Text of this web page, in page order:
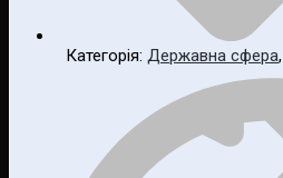
Категорія: Державна сфера,